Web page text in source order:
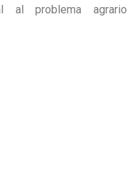
al problema agrario